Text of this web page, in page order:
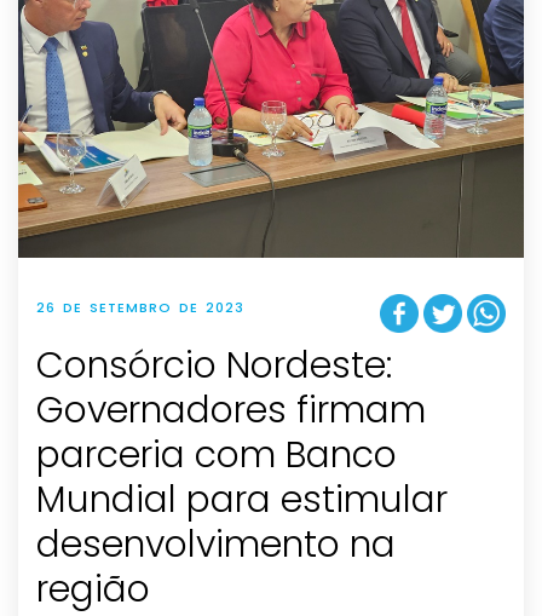
26 DE SETEMBRO DE 2023
Consórcio Nordeste:
Governadores firmam
parceria com Banco
Mundial para estimular
desenvolvimento na
região